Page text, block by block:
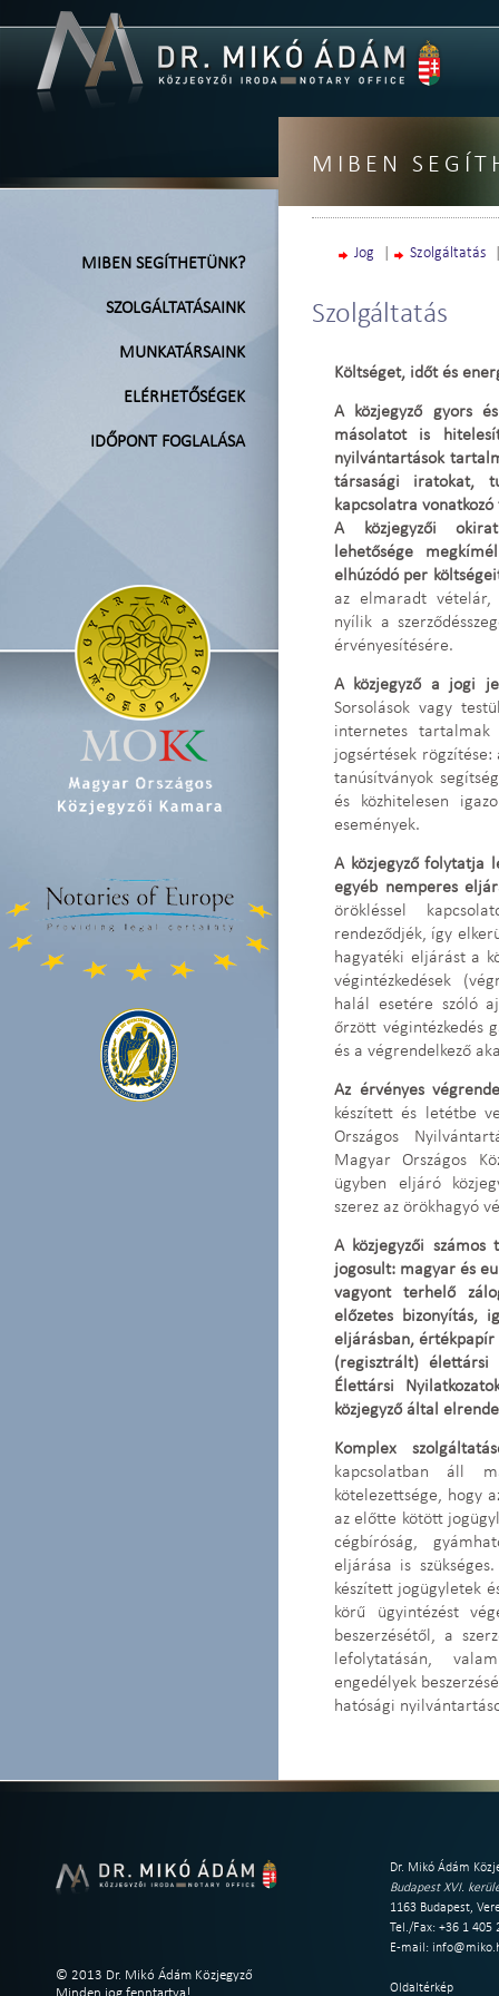
MIBEN
MIBEN SEGÍTHETÜNK?
SZOLGÁLTATÁSAINK
MUNKATÁRSAINK
ELÉRHETŐSÉGEK
IDŐPONT FOGLALÁSA
Jog Szolgáltatás
Szolgáltatás
Költséget, időt és
A közjegyző gyors
másolatot is
nyilvántartások
társasági iratokat,
kapcsolatra
A közjegyzői
lehetősége
elhúzódó per
az elmaradt vételár,
nyílik a
érvényesítésére.
A közjegyző a jogi
Sorsolások vagy
internetes
jogsértések
tanúsítványok
és közhitelesen
események.
A közjegyző folytatja
egyéb nemperes
örökléssel
rendeződjék, így
hagyatéki eljárást a
végintézkedések
halál esetére szóló
őrzött végintézkedés
és a végrendelkező
Az érvényes
készített és letétbe
Országos
Magyar Országos
ügyben eljáró
szerez az örökhagyó
A közjegyzői
jogosult: magyar és
vagyont terhelő
előzetes bizonyítás,
eljárásban, értékpapír
(regisztrált) élettársi
Élettársi
közjegyző által
Komplex
kapcsolatban áll
kötelezettsége, hogy
az előtte kötött
cégbíróság,
eljárása is
készített jogügyletek
körű ügyintézést
beszerzésétől, a
lefolytatásán,
engedélyek
hatósági
© 2013 Dr. Mikó Ádám Közjegyző
Dr. Mikó Ádám
Budapest XVI.
1163 Budapest,
Tel./Fax: +36 1 405
E-mail:
Oldaltérkép